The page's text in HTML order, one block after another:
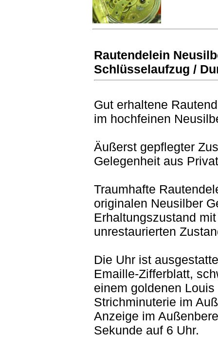
Rautendelein
Schlüsselaufzug /
Gut erhaltene
im hochfeinen
Äußerst gepflegter
Gelegenheit aus
Traumhafte
originalen Neusilber
Erhaltungszustand
unrestaurierten
Die Uhr ist
Emaille-Zifferblatt,
einem goldenen
Strichminuterie im
Anzeige im
Sekunde auf 6 Uhr.